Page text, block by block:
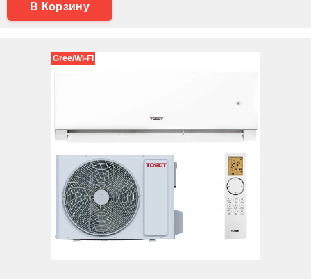
В Корзину
Gree/Wi-Fi